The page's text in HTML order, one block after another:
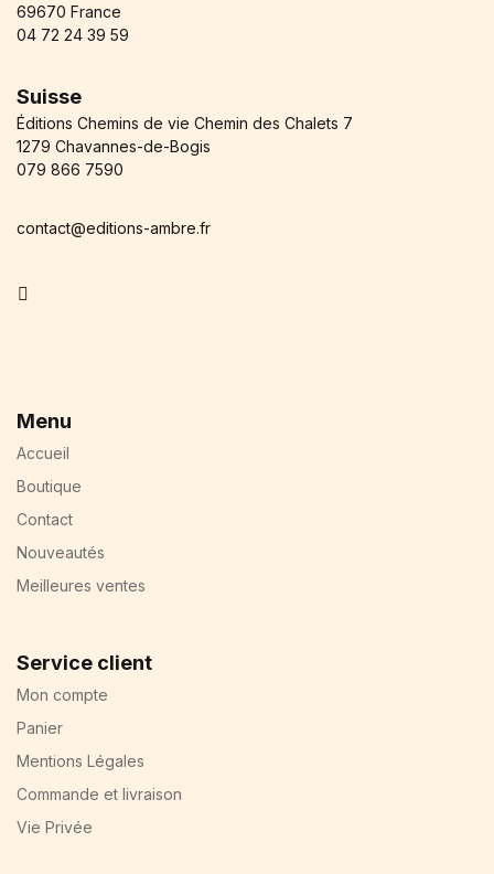
69670 France
04 72 24 39 59
Suisse
Éditions Chemins de vie Chemin des Chalets 7
1279 Chavannes-de-Bogis
079 866 7590
contact@editions-ambre.fr
Menu
Accueil
Boutique
Contact
Nouveautés
Meilleures ventes
Service client
Mon compte
Panier
Mentions Légales
Commande et livraison
Vie Privée